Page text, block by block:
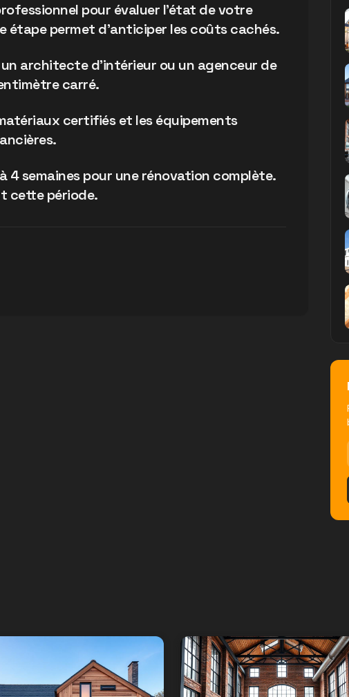
pour évaluer l'état de votre
étape permet d'anticiper les coûts cachés.
architecte d'intérieur ou un agenceur de
carré.
certifiés et les équipements
4 semaines pour une rénovation complète.
cette période.